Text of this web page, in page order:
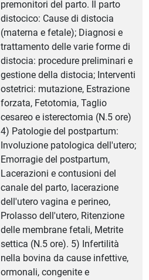
premonitori del parto. Il parto
distocico: Cause di distocia
(materna e fetale); Diagnosi e
trattamento delle varie forme di
distocia: procedure preliminari e
gestione della distocia; Interventi
ostetrici: mutazione, Estrazione
forzata, Fetotomia, Taglio
cesareo e isterectomia (N.5 ore)
4) Patologie del postpartum:
Involuzione patologica dell'utero;
Emorragie del postpartum,
Lacerazioni e contusioni del
canale del parto, lacerazione
dell'utero vagina e perineo,
Prolasso dell'utero, Ritenzione
delle membrane fetali, Metrite
settica (N.5 ore). 5) Infertilità
nella bovina da cause infettive,
ormonali, congenite e